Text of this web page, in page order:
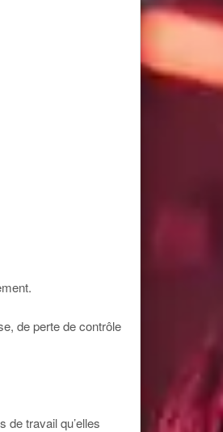
de perte de contrôle
de travail qu’elles